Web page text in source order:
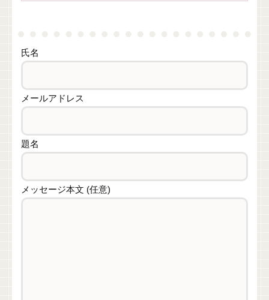
氏名
メールアドレス
題名
メッセージ本文 (任意)